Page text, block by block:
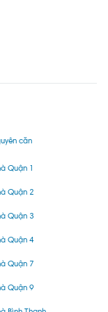
căn
Quận 1
Quận 2
Quận 3
Quận 4
Quận 7
Quận 9